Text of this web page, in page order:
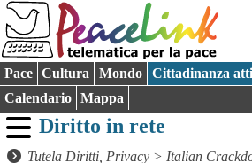
Pace Cultura Mondo Cittadinanza
Calendario
Mappa
Diritto in rete
Tutela Diritti, Privacy > Italian